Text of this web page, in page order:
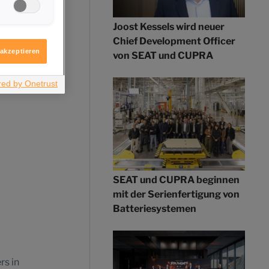
in
Joost Kessels wird neuer
Chief Development Officer
von SEAT und CUPRA
SEAT und CUPRA beginnen
mit der Serienfertigung von
Batteriesystemen